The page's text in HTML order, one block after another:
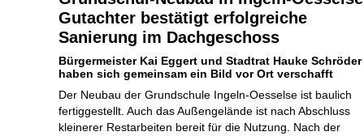
Gutachter bestätigt erfolgreiche
Sanierung im Dachgeschoss
Bürgermeister Kai Eggert und Stadtrat Hauke Schröder
haben sich gemeinsam ein Bild vor Ort verschafft
Der Neubau der Grundschule Ingeln-Oesselse ist baulich
fertiggestellt. Auch das Außengelände ist nach Abschluss
kleinerer Restarbeiten bereit für die Nutzung. Nach der